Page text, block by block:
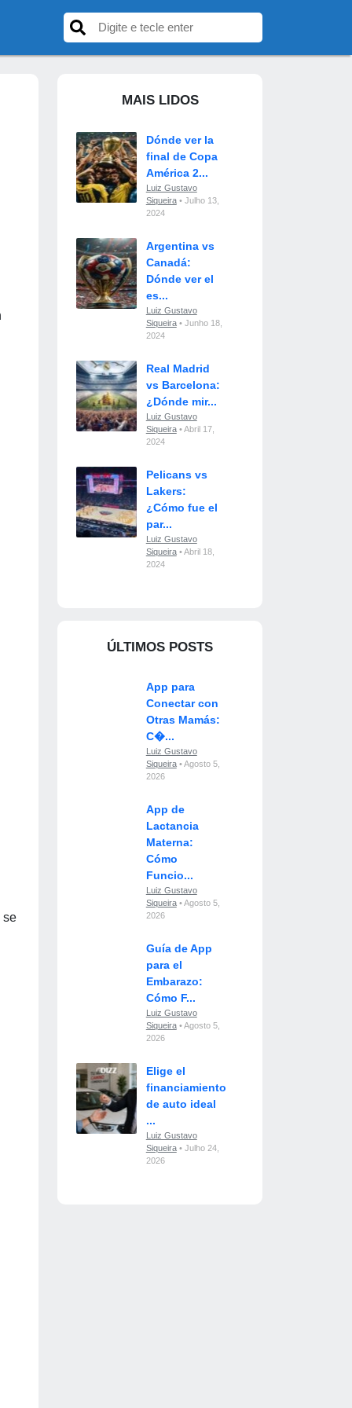
se
MAIS LIDOS
Dónde ver la
final de Copa
América 2...
Luiz Gustavo
Siqueira• Julho 13,
2024
Argentina vs
Canadá:
Dónde ver el
es...
Luiz Gustavo
Siqueira• Junho 18,
2024
Real Madrid
vs Barcelona:
¿Dónde mir...
Luiz Gustavo
Siqueira• Abril 17,
2024
Pelicans vs
Lakers:
¿Cómo fue el
par...
Luiz Gustavo
Siqueira• Abril 18,
2024
ÚLTIMOS POSTS
App para
Conectar con
Otras Mamás:
C�...
Luiz Gustavo
Siqueira• Agosto 5,
2026
App de
Lactancia
Materna:
Cómo
Funcio...
Luiz Gustavo
Siqueira• Agosto 5,
2026
Guía de App
para el
Embarazo:
Cómo F...
Luiz Gustavo
Siqueira• Agosto 5,
2026
Elige el
financiamiento
de auto ideal
...
Luiz Gustavo
Siqueira• Julho 24,
2026